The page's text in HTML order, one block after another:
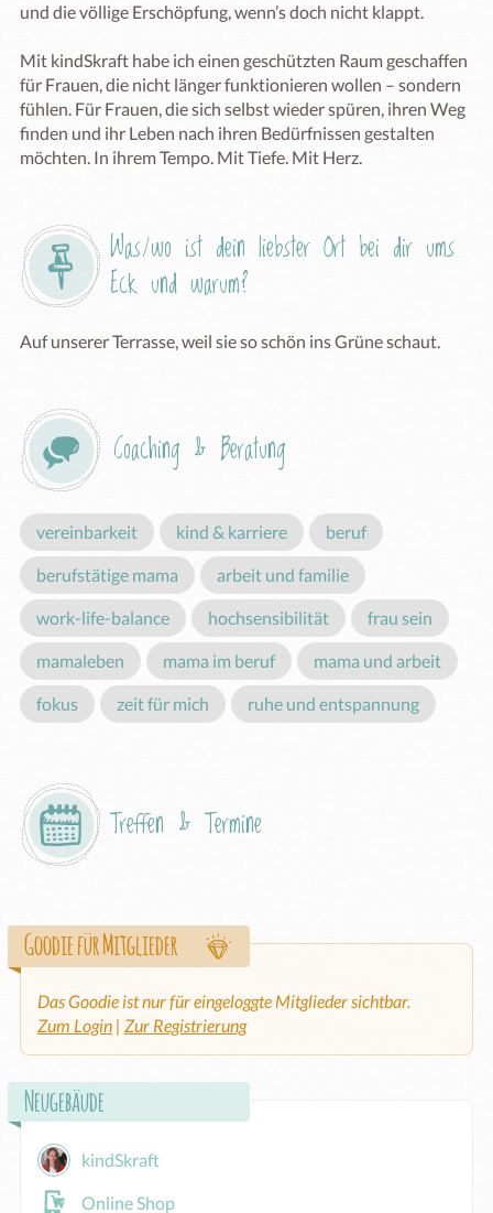
und die völlige Erschöpfung, wenn’s doch nicht klappt.
Mit kindSkraft habe ich einen geschützten Raum geschaffen
für Frauen, die nicht länger funktionieren wollen – sondern
fühlen. Für Frauen, die sich selbst wieder spüren, ihren Weg
finden und ihr Leben nach ihren Bedürfnissen gestalten
möchten. In ihrem Tempo. Mit Tiefe. Mit Herz.
Was/wo ist dein liebster Ort bei dir ums
Eck und warum?
Auf unserer Terrasse, weil sie so schön ins Grüne schaut.
Coaching & Beratung
vereinbarkeit kind & karriere beruf
berufstätige mama arbeit und familie
work-life-balance hochsensibilität frau sein
mamaleben mama im beruf mama und arbeit
fokus zeit für mich ruhe und entspannung
Treffen & Termine
Goodie für Mitglieder
Das Goodie ist nur für eingeloggte Mitglieder sichtbar.
Zum Login | Zur Registrierung
Neugebäude
kindSkraft
Online Shop